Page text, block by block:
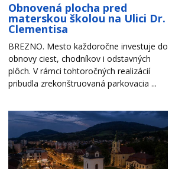
Obnovená plocha pred
materskou školou na Ulici Dr.
Clementisa
BREZNO. Mesto každoročne investuje do
obnovy ciest, chodníkov i odstavných
plôch. V rámci tohtoročných realizácií
pribudla zrekonštruovaná parkovacia ...